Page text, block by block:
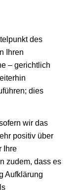
des
Ihren
– gerichtlich
dies
wir das
positiv über
Ihre
zudem, dass es
Aufklärung